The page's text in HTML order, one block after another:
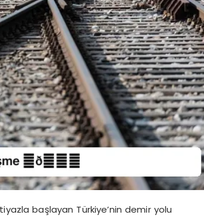
başlayan Türkiye’nin demir yolu